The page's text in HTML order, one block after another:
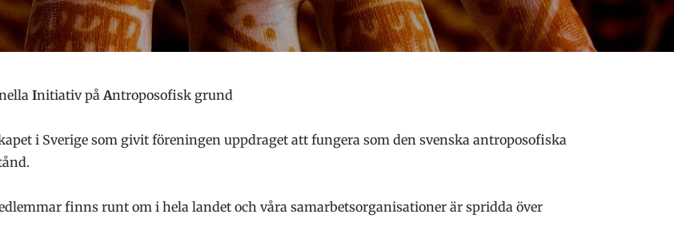
Initiativ på Antroposofisk grund
i Sverige som givit föreningen uppdraget att fungera som den svenska antroposofiska
finns runt om i hela landet och våra samarbetsorganisationer är spridda över